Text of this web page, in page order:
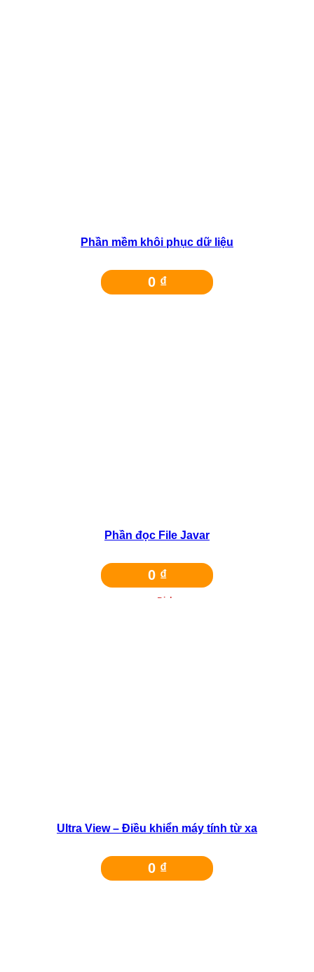
Dịch vụ
Phần mềm khôi phục dữ liệu
0 ₫
Phần đọc File Javar
0 ₫
Ultra View – Điều khiển máy tính từ xa
0 ₫